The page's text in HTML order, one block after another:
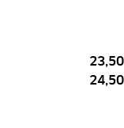
23,50
24,50